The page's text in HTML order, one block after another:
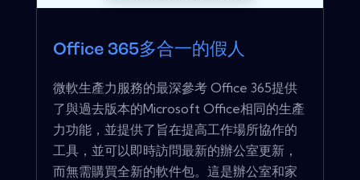
Office 365多合一的假人
微軟生產力服務的最深參考 Office 365提供
了與過去版本的Microsoft Office相同的生產
力功能，並提供了旨在提高工作場所協作的
工具，並可以即時訪問最新的辦公室更新，
而無需購買全新的軟件包。這是辦公室和家